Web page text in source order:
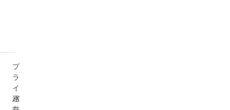
運
プ
ラ
イ
バ